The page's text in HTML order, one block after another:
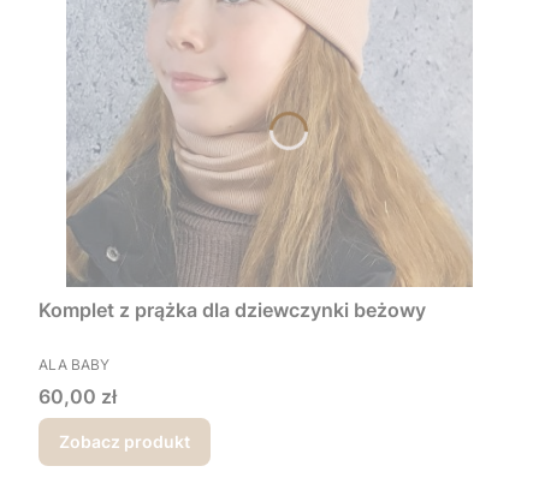
Komplet z prążka dla dziewczynki beżowy
PRODUCENT
ALA BABY
Cena
60,00 zł
Zobacz produkt